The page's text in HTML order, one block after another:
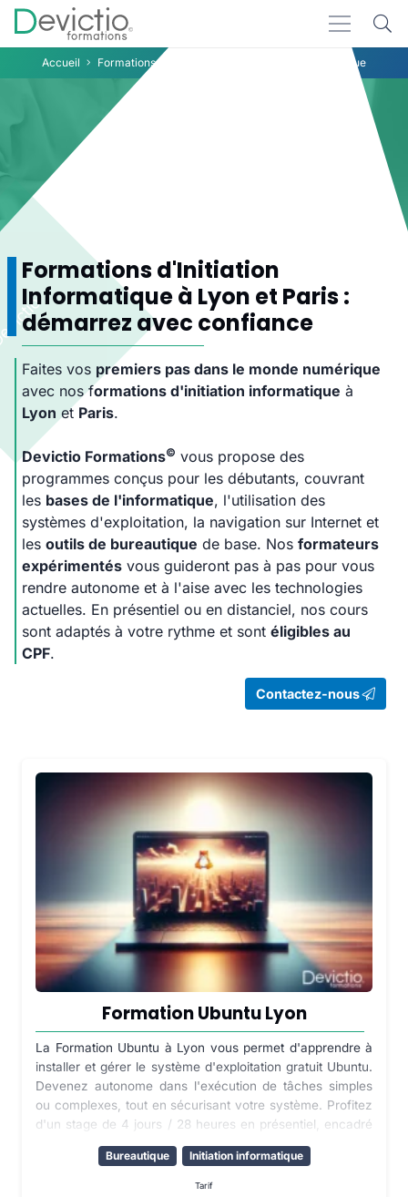
Accueil Formations Initiation informatique
Formations d'Initiation
Informatique à Lyon et Paris :
démarrez avec confiance
Faites vos premiers pas dans le monde numérique
avec nos formations d'initiation informatique à
Lyon et Paris.
Devictio Formations© vous propose des
programmes conçus pour les débutants, couvrant
les bases de l'informatique, l'utilisation des
systèmes d'exploitation, la navigation sur Internet et
les outils de bureautique de base. Nos formateurs
expérimentés vous guideront pas à pas pour vous
rendre autonome et à l'aise avec les technologies
actuelles. En présentiel ou en distanciel, nos cours
sont adaptés à votre rythme et sont éligibles au
CPF.
Contactez-nous
Formation Ubuntu Lyon
La Formation Ubuntu à Lyon vous permet d'apprendre à
installer et gérer le système d'exploitation gratuit Ubuntu.
Devenez autonome dans l'exécution de tâches simples
ou complexes, tout en sécurisant votre système. Profitez
d'un stage de 4 jours / 28 heures en présentiel, encadré
par un formateur expert.
Bureautique Initiation informatique
Tarif